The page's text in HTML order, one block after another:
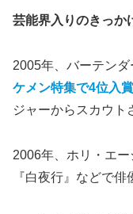
芸能界入りのきっか
2005年、バーテン
ケメン特集で4位入賞
ジャーからスカウト
2006年、ホリ・エ
『白夜行』などで俳